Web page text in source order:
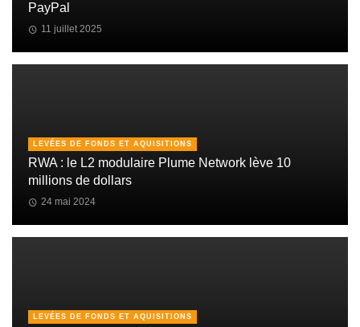
PayPal
11 juillet 2025
LEVÉES DE FONDS ET AQUISITIONS
RWA : le L2 modulaire Plume Network lève 10
millions de dollars
24 mai 2024
LEVÉES DE FONDS ET AQUISITIONS